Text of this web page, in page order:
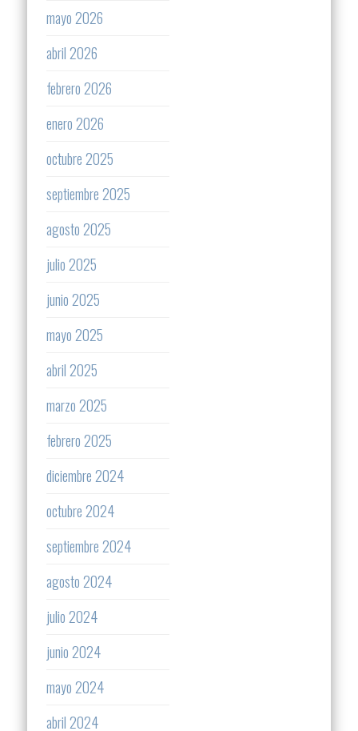
mayo 2026
abril 2026
febrero 2026
enero 2026
octubre 2025
septiembre 2025
agosto 2025
julio 2025
junio 2025
mayo 2025
abril 2025
marzo 2025
febrero 2025
diciembre 2024
octubre 2024
septiembre 2024
agosto 2024
julio 2024
junio 2024
mayo 2024
abril 2024